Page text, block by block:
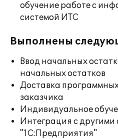
обучение работе с
системой ИТС
Выполнены
Ввод начальных
начальных остатков
Доставка
заказчика
Индивидуальное
Интеграция с другими
"1С:Предприятия"